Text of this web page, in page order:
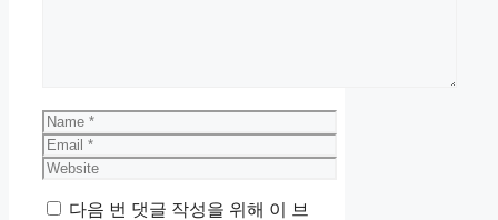
Name
Email
Website
다음 번 댓글 작성을 위해 이 브